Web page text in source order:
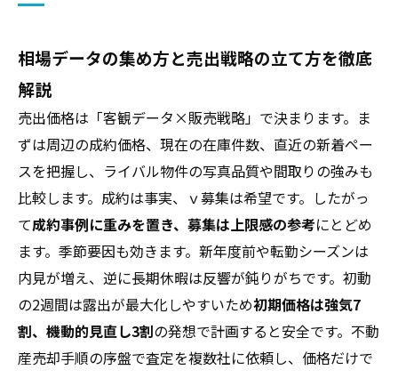
相場データの集め方と売出戦略の立て方を徹底
解説
売出価格は「客観データ×販売戦略」で決まります。ま
ずは周辺の成約価格、現在の在庫件数、直近の新着ペー
スを把握し、ライバル物件の写真品質や間取りの強みも
比較します。成約は事実、ｖ募集は希望です。したがっ
て成約事例に重みを置き、募集は上限感の参考にとどめ
ます。季節要因も効きます。新年度前や転勤シーズンは
内見が増え、逆に長期休暇は反響が鈍りがちです。初動
の2週間は露出が最大化しやすいため初期価格は強気7
割、機動的見直し3割の発想で計画すると安全です。不動
産売却手順の序盤で査定を複数社に依頼し、価格だけで